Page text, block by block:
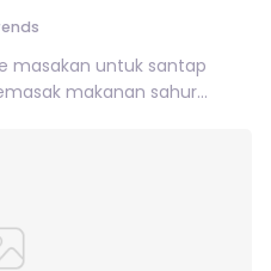
masakan untuk santap
makanan sahur...